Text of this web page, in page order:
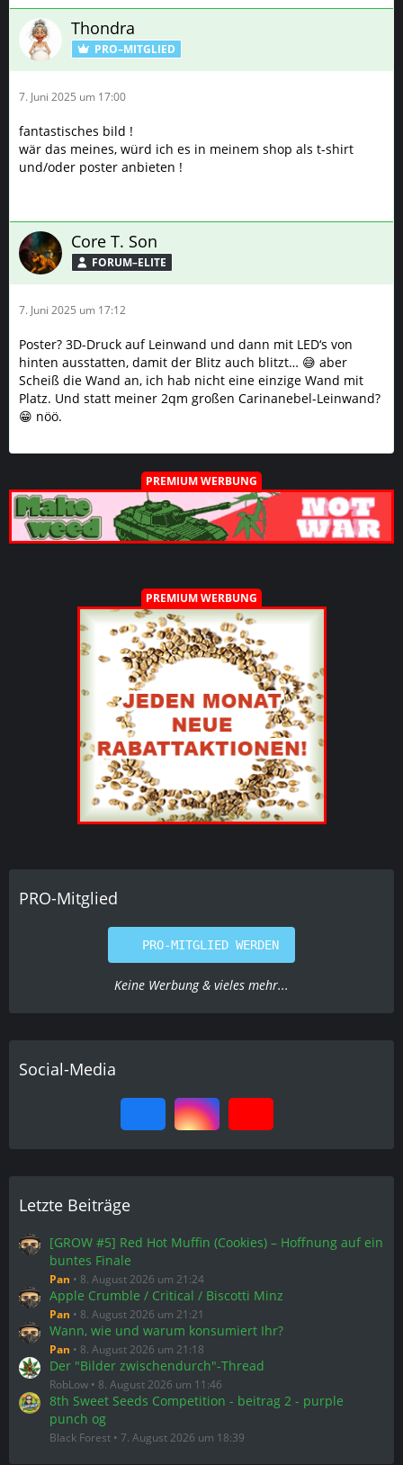
Thondra
PRO–MITGLIED
7. Juni 2025 um 17:00
fantastisches bild !
wär das meines, würd ich es in meinem shop als t-shirt
und/oder poster anbieten !
Core T. Son
FORUM–ELITE
7. Juni 2025 um 17:12
Poster? 3D-Druck auf Leinwand und dann mit LED‘s von
hinten ausstatten, damit der Blitz auch blitzt… 😅 aber
Scheiß die Wand an, ich hab nicht eine einzige Wand mit
Platz. Und statt meiner 2qm großen Carinanebel-Leinwand?
😁 nöö.
PREMIUM WERBUNG
PREMIUM WERBUNG
PRO-Mitglied
PRO-MITGLIED WERDEN
Keine Werbung & vieles mehr...
Social-Media
Letzte Beiträge
[GROW #5] Red Hot Muffin (Cookies) – Hoffnung auf ein
buntes Finale
Pan 8. August 2026 um 21:24
Apple Crumble / Critical / Biscotti Minz
Pan 8. August 2026 um 21:21
Wann, wie und warum konsumiert Ihr?
Pan 8. August 2026 um 21:18
Der "Bilder zwischendurch"-Thread
RobLow 8. August 2026 um 11:46
8th Sweet Seeds Competition - beitrag 2 - purple
punch og
Black Forest 7. August 2026 um 18:39